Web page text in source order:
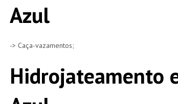
Azul
-> Caça-vazamentos;
Hidrojateamento